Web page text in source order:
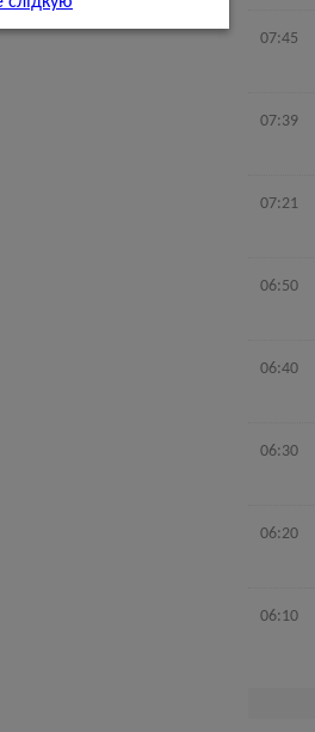
07:45
07:39
07:21
06:50
06:40
06:30
06:20
06:10